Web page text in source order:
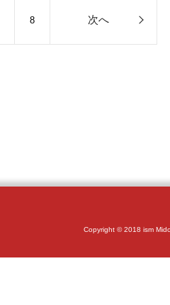
8 次へ
Copyright © 2018 ism